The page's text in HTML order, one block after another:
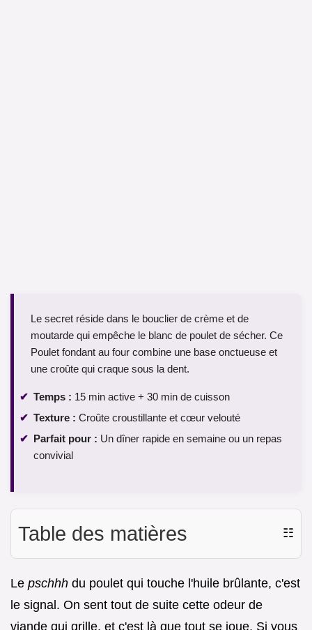
Le secret réside dans le bouclier de crème et de
moutarde qui empêche le blanc de poulet de sécher. Ce
Poulet fondant au four combine une base onctueuse et
une croûte qui craque sous la dent.
Temps : 15 min active + 30 min de cuisson
Texture : Croûte croustillante et cœur velouté
Parfait pour : Un dîner rapide en semaine ou un repas
convivial
Table des matières ☷
Le pschhh du poulet qui touche l'huile brûlante, c'est
le signal. On sent tout de suite cette odeur de
viande qui grille, et c'est là que tout se joue. Si vous